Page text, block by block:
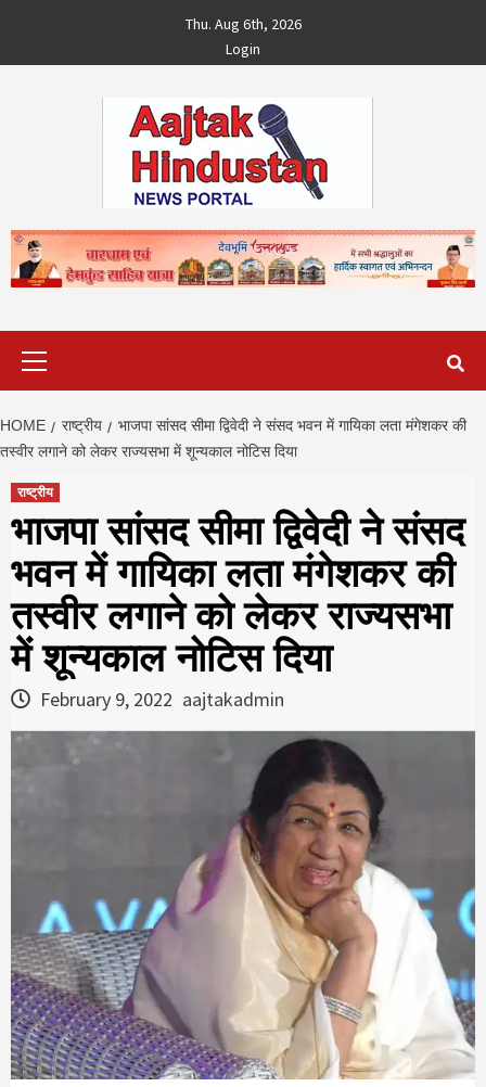
content
Thu. Aug 6th, 2026
Login
HOME राष्ट्रीय
भाजपा सांसद सीमा द्विवेदी ने संसद भवन में गायिका लता मंगेशकर की
तस्वीर लगाने को लेकर राज्यसभा में शून्यकाल नोटिस दिया
राष्ट्रीय
भाजपा सांसद सीमा द्विवेदी ने संसद
भवन में गायिका लता मंगेशकर की
तस्वीर लगाने को लेकर राज्यसभा
में शून्यकाल नोटिस दिया
February 9, 2022 aajtakadmin